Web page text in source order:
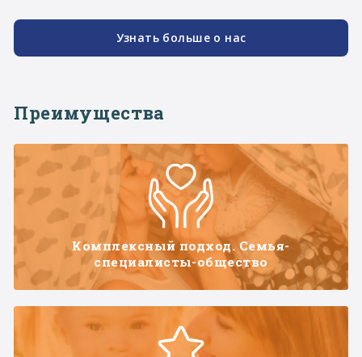
Узнать больше о нас
Преимущества
Комплексный подход. Семья-
специалисты-общество